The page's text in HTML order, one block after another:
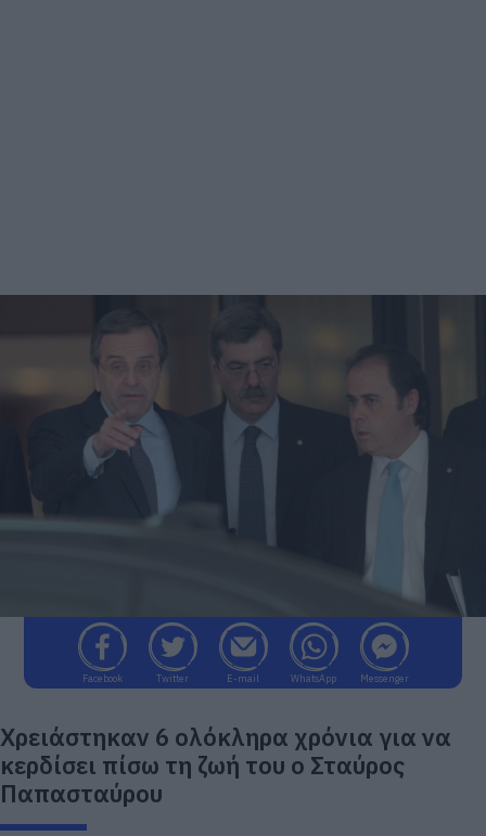
Facebook Twitter E-mail WhatsApp Messenger
Χρειάστηκαν 6 ολόκληρα χρόνια για να
κερδίσει πίσω τη ζωή του ο Σταύρος
Παπασταύρου